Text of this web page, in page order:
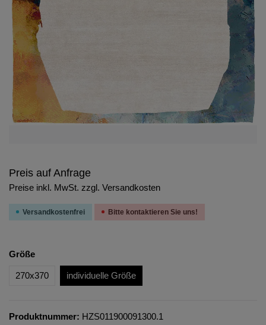
Preis auf Anfrage
Preise inkl. MwSt. zzgl. Versandkosten
Versandkostenfrei Bitte kontaktieren Sie uns!
Größe
270x370 individuelle Größe
Produktnummer: HZS011900091300.1